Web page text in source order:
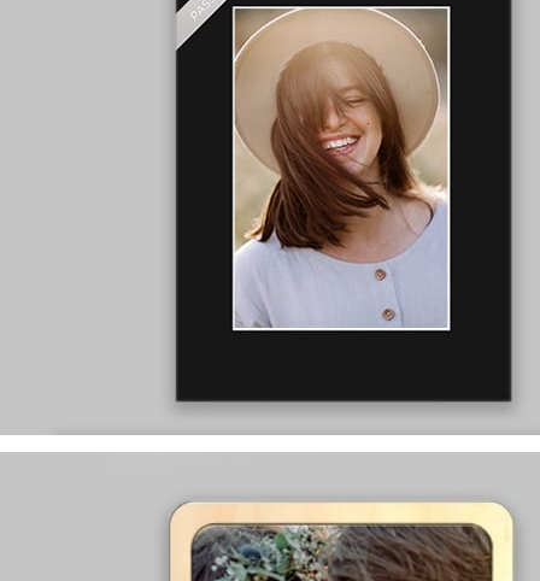
wykonane z grubej 1,4 cm tektury
wyprodukowane w Polsce
występują w rozmiarach:
13x18, 15x21, 18x24, 21x30, 30x40, 40x60, 50x70
na różne wielkości zdjęć:
8x13, 10x15, 13x18, 15x21, 21x30, 30x45, 35x50
dostępne w trzech kolorach:białym, ecru i czarnym